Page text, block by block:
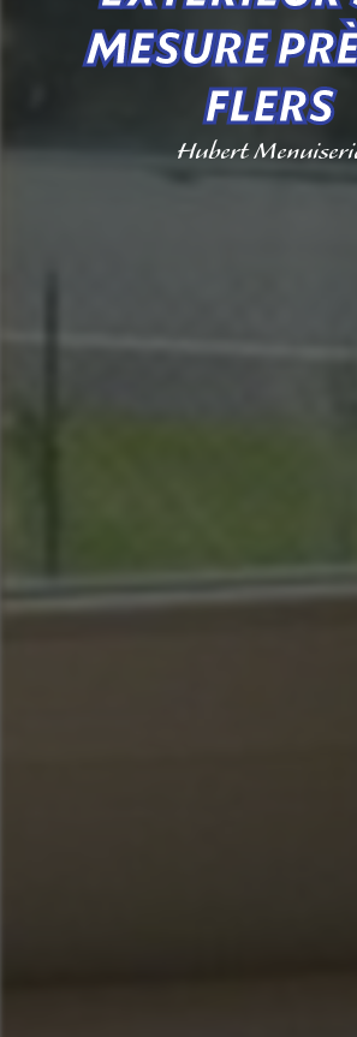
MESURE
FLERS
Hubert